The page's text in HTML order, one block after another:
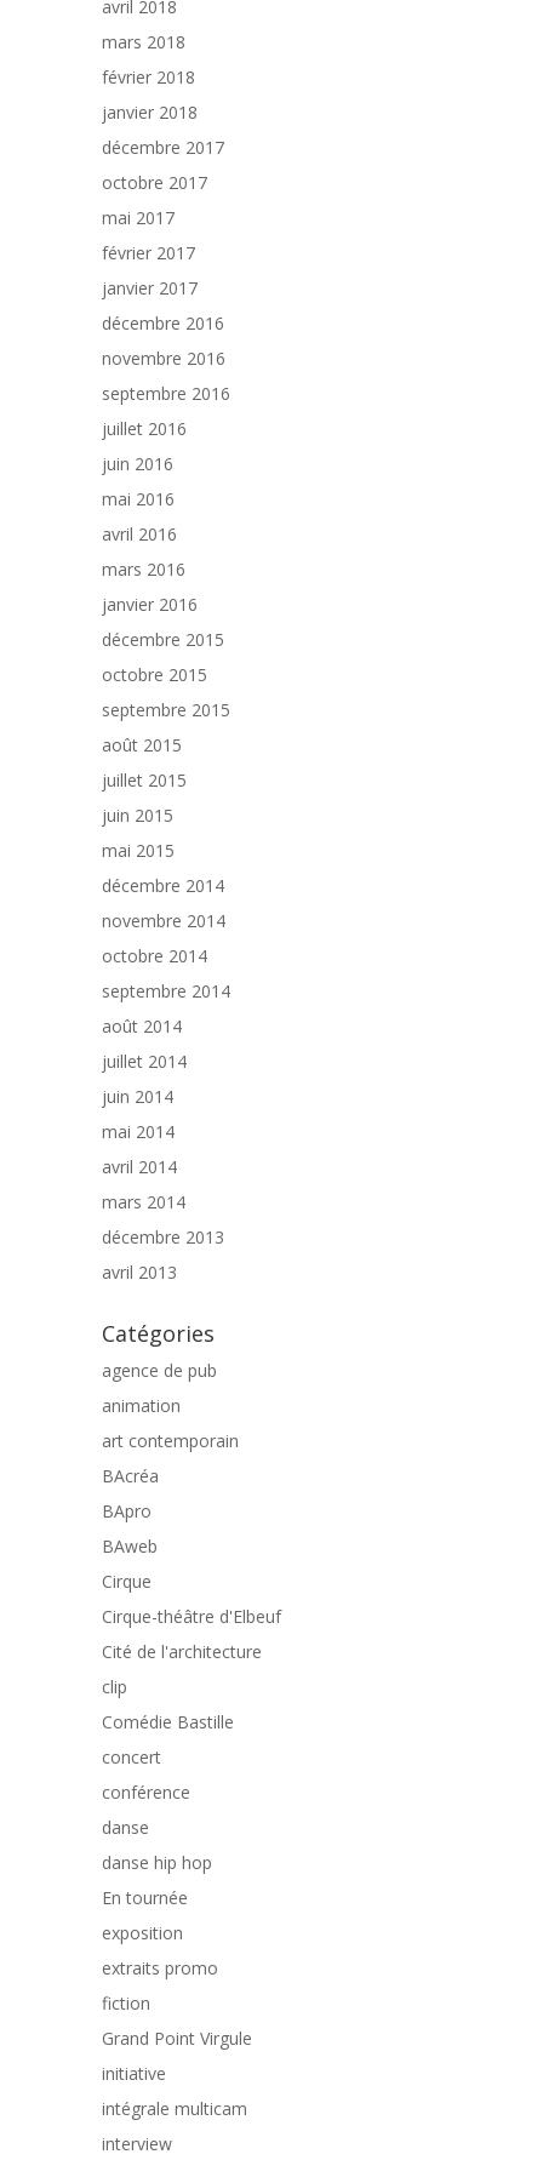
avril 2018
mars 2018
février 2018
janvier 2018
décembre 2017
octobre 2017
mai 2017
février 2017
janvier 2017
décembre 2016
novembre 2016
septembre 2016
juillet 2016
juin 2016
mai 2016
avril 2016
mars 2016
janvier 2016
décembre 2015
octobre 2015
septembre 2015
août 2015
juillet 2015
juin 2015
mai 2015
décembre 2014
novembre 2014
octobre 2014
septembre 2014
août 2014
juillet 2014
juin 2014
mai 2014
avril 2014
mars 2014
décembre 2013
avril 2013
Catégories
agence de pub
animation
art contemporain
BAcréa
BApro
BAweb
Cirque
Cirque-théâtre d'Elbeuf
Cité de l'architecture
clip
Comédie Bastille
concert
conférence
danse
danse hip hop
En tournée
exposition
extraits promo
fiction
Grand Point Virgule
initiative
intégrale multicam
interview